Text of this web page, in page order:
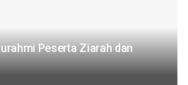
Peserta Ziarah dan